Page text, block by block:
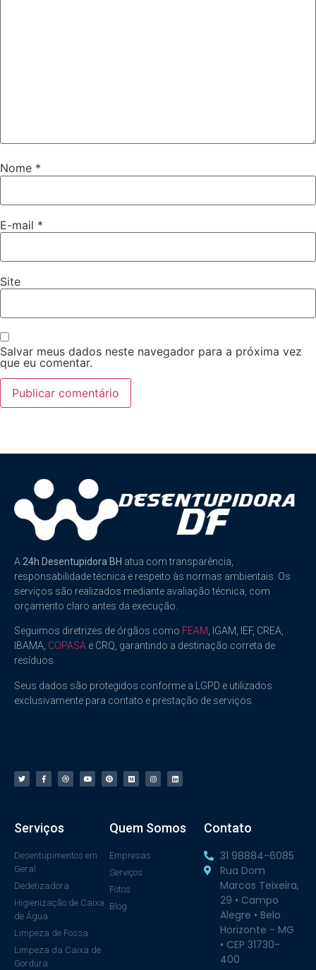
Nome *
E-mail *
Site
Salvar meus dados neste navegador para a próxima vez
que eu comentar.
A 24h Desentupidora BH atua com transparência,
responsabilidade técnica e respeito às normas ambientais. Os
serviços são realizados mediante avaliação técnica, com
orçamento claro antes da execução.
Seguimos diretrizes de órgãos como FEAM , IGAM, IEF, CREA,
IBAMA, COPASA e CRQ, garantindo a destinação correta de
resíduos.
Seus dados são protegidos conforme a LGPD e utilizados
exclusivamente para contato e prestação de serviços.
Serviços
Desentupimentos em
Geral
Dedetizadora
Higienização de Caixa
de Água
Limpeza de Fossa
Limpeza da Caixa de
Gordura
Quem Somos
Empresas
Serviços
Fotos
Blog
Contato
31 98884-6085
Rua Dom
Marcos Teixeira,
29 • Campo
Alegre • Belo
Horizonte - MG
• CEP 31730-
400